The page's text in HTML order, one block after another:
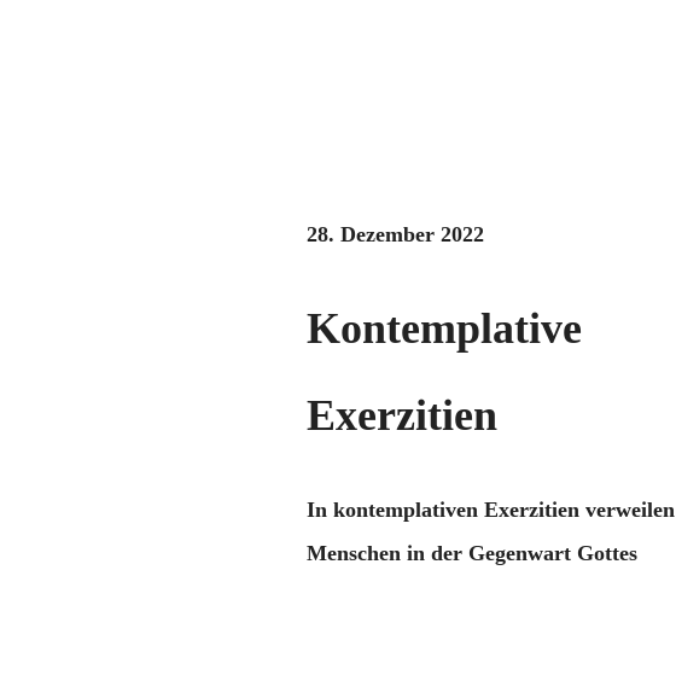
28. Dezember 2022
Kontemplative
Exerzitien
In kontemplativen Exerzitien verweilen
Menschen in der Gegenwart Gottes